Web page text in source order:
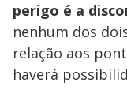
perigo é a
nenhum dos
relação aos
haverá